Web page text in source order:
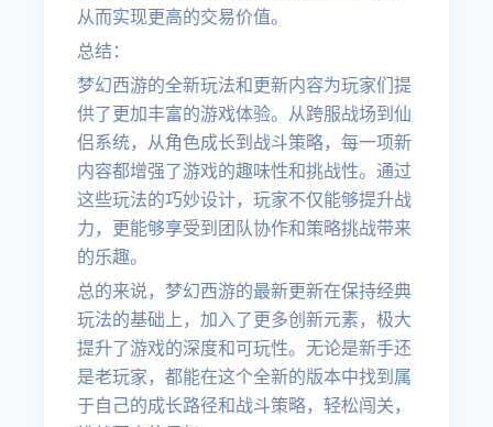
从而实现更高的交易价值。
总结：
梦幻西游的全新玩法和更新内容为玩家们提
供了更加丰富的游戏体验。从跨服战场到仙
侣系统，从角色成长到战斗策略，每一项新
内容都增强了游戏的趣味性和挑战性。通过
这些玩法的巧妙设计，玩家不仅能够提升战
力，更能够享受到团队协作和策略挑战带来
的乐趣。
总的来说，梦幻西游的最新更新在保持经典
玩法的基础上，加入了更多创新元素，极大
提升了游戏的深度和可玩性。无论是新手还
是老玩家，都能在这个全新的版本中找到属
于自己的成长路径和战斗策略，轻松闯关，